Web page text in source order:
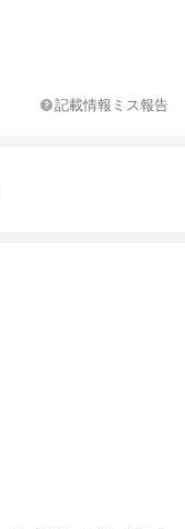
記載情報ミス報告